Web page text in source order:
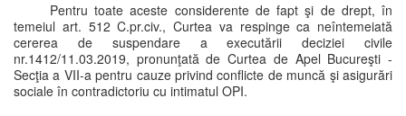
Pentru toate aceste considerente de fapt şi de drept, în
temeiul art. 512 C.pr.civ., Curtea va respinge ca neîntemeiată
cererea de suspendare a executării deciziei civile
nr.1412/11.03.2019, pronunţată de Curtea de Apel Bucureşti -
Secţia a VII-a pentru cauze privind conflicte de muncă şi asigurări
sociale în contradictoriu cu intimatul OPI.